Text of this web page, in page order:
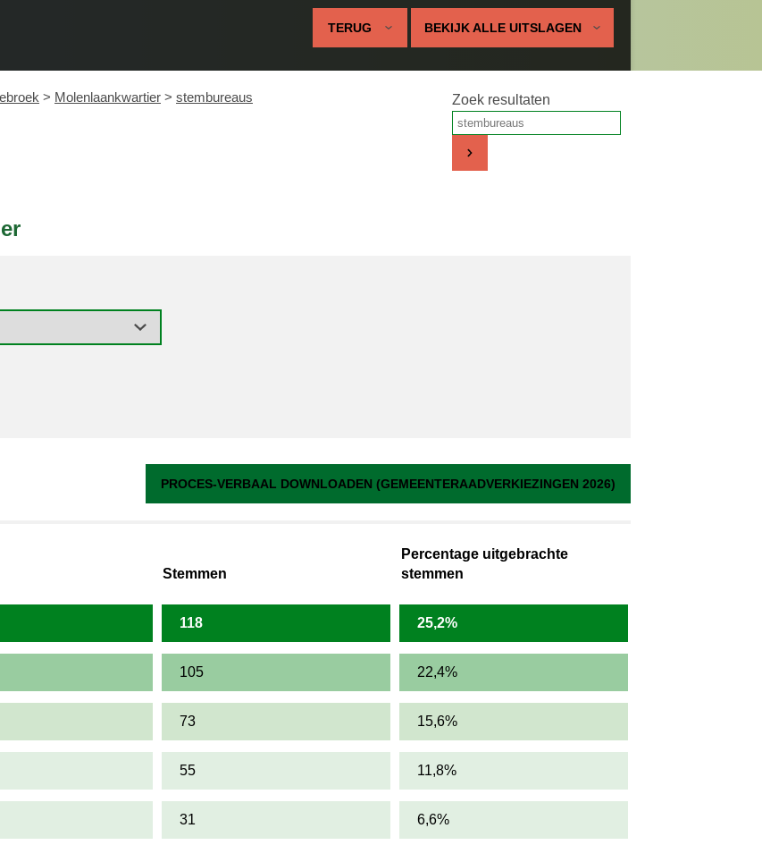
TERUG BEKIJK ALLE UITSLAGEN
> Molenlaankwartier > stembureaus Zoek resultaten
PROCES-VERBAAL DOWNLOADEN (GEMEENTERAADVERKIEZINGEN 2026)
Stemmen
Percentage uitgebrachte
stemmen
118 25,2%
105 22,4%
73 15,6%
55 11,8%
31 6,6%